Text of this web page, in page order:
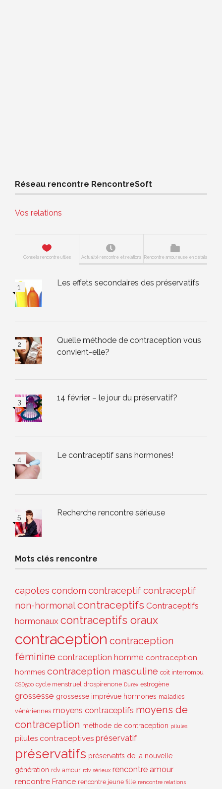
Réseau rencontre RencontreSoft
Vos relations
Conseils rencontre utiles Actualité rencontre et relations Rencontre amoureuse en détails
Les effets secondaires des préservatifs
Quelle méthode de contraception vous
convient-elle?
14 février – le jour du préservatif?
Le contraceptif sans hormones!
Recherche rencontre sérieuse
Mots clés rencontre
capotes condom contraceptifcontraceptif
non-hormonalcontraceptifs Contraceptifs
hormonaux contraceptifs oraux
contraception contraception
féminine contraception homme contraception
hommes contraception masculine coït interrompu
CSD500 cycle menstruel drospirenone Durex estrogène
grossesse grossesse imprévue hormones maladies
vénériennes moyens contraceptifs moyens de
contraception méthode de contraception pilules
pilules contraceptives préservatif
préservatifs préservatifs de la nouvelle
génération rdv amour rdv sérieux rencontre amour
rencontre France rencontre jeune fille rencontre relations